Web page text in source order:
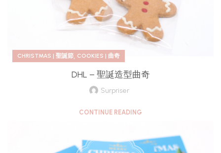
CHRISTMAS | 聖誕節, COOKIES | 曲奇
DHL – 聖誕造型曲奇
Surpriser
CONTINUE READING